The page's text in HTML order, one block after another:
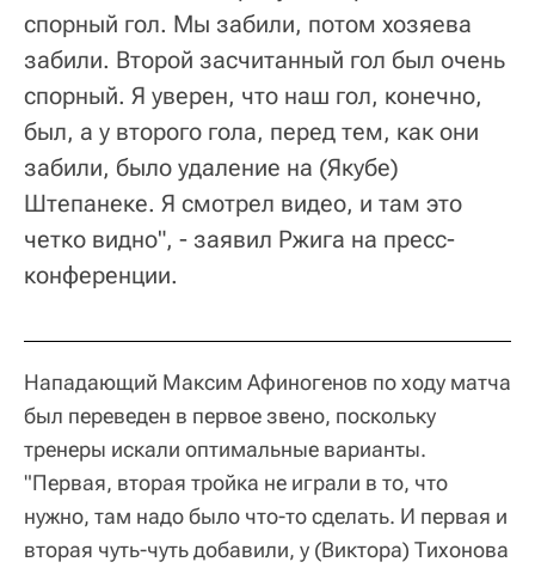
спорный гол. Мы забили, потом хозяева
забили. Второй засчитанный гол был очень
спорный. Я уверен, что наш гол, конечно,
был, а у второго гола, перед тем, как они
забили, было удаление на (Якубе)
Штепанеке. Я смотрел видео, и там это
четко видно", - заявил Ржига на пресс-
конференции.
Нападающий Максим Афиногенов по ходу матча
был переведен в первое звено, поскольку
тренеры искали оптимальные варианты.
"Первая, вторая тройка не играли в то, что
нужно, там надо было что-то сделать. И первая и
вторая чуть-чуть добавили, у (Виктора) Тихонова